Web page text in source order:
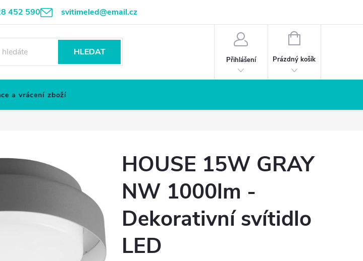
452 590 svitimeled@email.cz
HLEDAT
Přihlášení
NÁKUPNÍ
Prázdný košík
a vrácení zboží
HOUSE 15W GRAY
NW 1000lm -
Dekorativní svítidlo
LED